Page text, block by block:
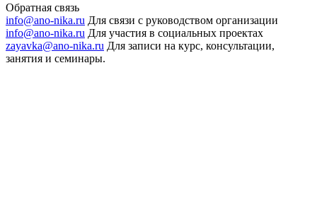
Обратная связь
info@ano-nika.ru Для связи с руководством организации
info@ano-nika.ru Для участия в социальных проектах
zayavka@ano-nika.ru Для записи на курс, консультации,
занятия и семинары.